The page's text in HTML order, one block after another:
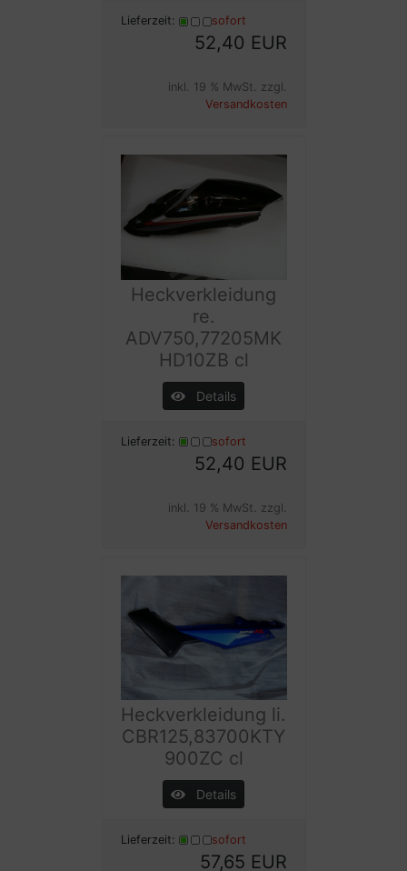
Lieferzeit: sofort
52,40 EUR
inkl. 19 % MwSt. zzgl.
Versandkosten
Heckverkleidung
re.
ADV750,77205MK
HD10ZB cl
Details
Lieferzeit: sofort
52,40 EUR
inkl. 19 % MwSt. zzgl.
Versandkosten
Heckverkleidung li.
CBR125,83700KTY
900ZC cl
Details
Lieferzeit: sofort
57,65 EUR